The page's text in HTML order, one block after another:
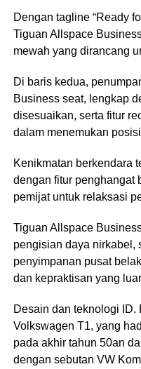
Dengan tagline “Ready
Tiguan Allspace
mewah yang dirancang
Di baris kedua,
Business seat, lengkap
disesuaikan, serta fitur
dalam menemukan
Kenikmatan berkendara
dengan fitur penghangat
pemijat untuk relaksasi
Tiguan Allspace
pengisian daya nirkabel,
penyimpanan pusat
dan kepraktisan yang
Desain dan teknologi ID.
Volkswagen T1, yang
pada akhir tahun 50an
dengan sebutan VW